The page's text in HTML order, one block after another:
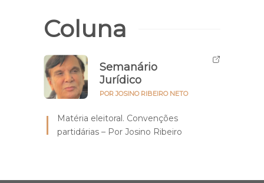
Coluna
Semanário
Jurídico
POR JOSINO RIBEIRO NETO
Matéria eleitoral. Convenções
partidárias – Por Josino Ribeiro